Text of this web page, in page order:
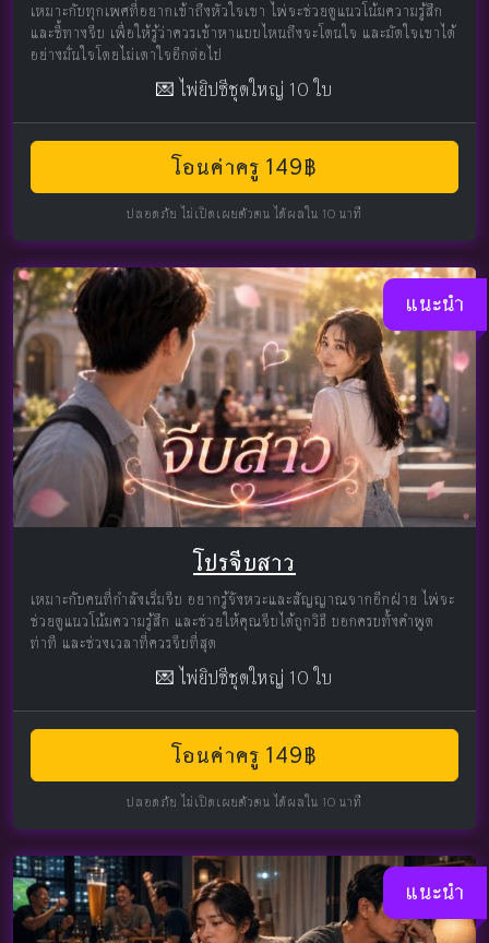
เหมาะกับทุกเพศที่อยากเข้าถึงหัวใจเขา ไพ่จะช่วยดูแนวโน้มความรู้สึก
และชี้ทางจีบ เพื่อให้รู้ว่าควรเข้าหาแบบไหนถึงจะโดนใจ และมัดใจเขาได้
อย่างมั่นใจโดยไม่เดาใจอีกต่อไป
💌 ไพ่ยิปซีชุดใหญ่ 10 ใบ
โอนค่าครู 149฿
ปลอดภัย ไม่เปิดเผยตัวตน ได้ผลใน 10 นาที
แนะนำ
โปรจีบสาว
เหมาะกับคนที่กำลังเริ่มจีบ อยากรู้จังหวะและสัญญาณจากอีกฝ่าย ไพ่จะ
ช่วยดูแนวโน้มความรู้สึก และช่วยให้คุณจีบได้ถูกวิธี บอกครบทั้งคำพูด
ท่าที และช่วงเวลาที่ควรจีบที่สุด
💌 ไพ่ยิปซีชุดใหญ่ 10 ใบ
โอนค่าครู 149฿
ปลอดภัย ไม่เปิดเผยตัวตน ได้ผลใน 10 นาที
แนะนำ